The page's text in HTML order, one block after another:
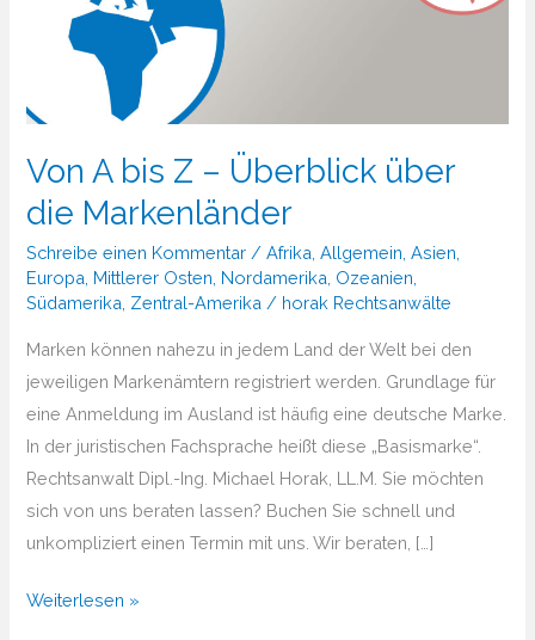
Von A bis Z – Überblick über
die Markenländer
Schreibe einen Kommentar /Afrika ,Allgemein ,Asien
Europa Mittlerer Osten Nordamerika Ozeanien
Südamerika Zentral-Amerika / horak Rechtsanwälte
Marken können nahezu in jedem Land der Welt bei den
jeweiligen Markenämtern registriert werden. Grundlage für
eine Anmeldung im Ausland ist häufig eine deutsche Marke.
In der juristischen Fachsprache heißt diese „Basismarke“.
Rechtsanwalt Dipl.-Ing. Michael Horak, LL.M. Sie möchten
sich von uns beraten lassen? Buchen Sie schnell und
unkompliziert einen Termin mit uns. Wir beraten, […]
Von
Weiterlesen »